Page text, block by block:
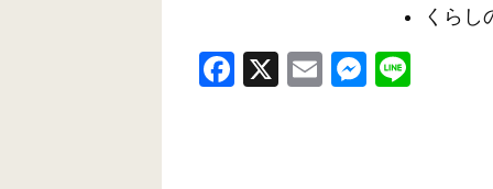
くらし
F
X
E
M